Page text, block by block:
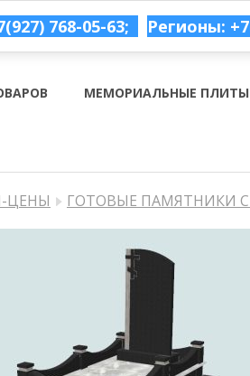
768-05-63; Регионы:
МЕМОРИАЛЬНЫЕ ПЛИТЫ
ЦЕНЫ ГОТОВЫЕ ПАМЯТНИКИ